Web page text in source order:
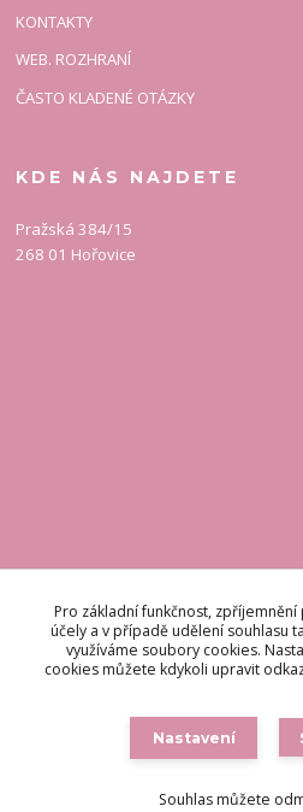
KONTAKTY
WEB. ROZHRANÍ
ČASTO KLADENÉ OTÁZKY
KDE NÁS NAJDETE
Pražská 384/15
268 01 Hořovice
KONTAKT
Odpovídáme do 48 hodin.
Pro základní funkčnost,
účely a v případě udělení souhlasu
využíváme soubory cookies.
cookies můžete kdykoli upravit
Nastavení
Souhlas můžete